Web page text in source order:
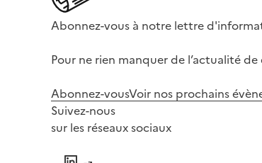
Abonnez-vous à notre lettre
Pour ne rien manquer de l’actualité
Abonnez-vousVoir nos prochains
Suivez-nous
sur les réseaux sociaux